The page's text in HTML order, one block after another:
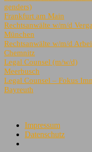
genders)
Frankfurt am Main
Rechtsanwälte w/m/d
München
Rechtsanwälte w/m/d
Chemnitz
Legal Counsel (m/w/d)
Meerbusch
Legal Counsel – Fokus
Bayreuth
Impressum
Datenschutz